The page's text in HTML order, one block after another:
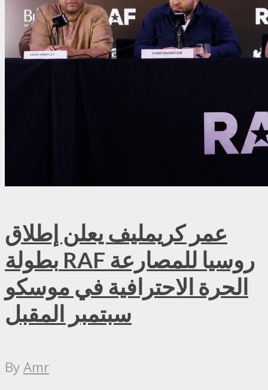
عمر كريمليف يعلن إطلاق
بطولة RAF روسيا للمصارعة
الحرة الاحترافية في موسكو
سبتمبر المقبل
ByAmr